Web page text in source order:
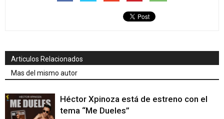
Articulos Relacionados
Mas del mismo autor
Héctor Xpinoza está de estreno con el
tema “Me Dueles”